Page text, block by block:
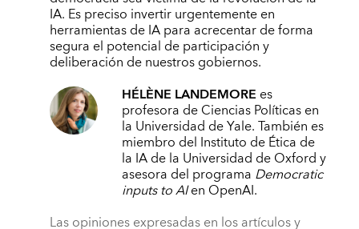
IA. Es preciso invertir urgentemente en
herramientas de IA para acrecentar de forma
segura el potencial de participación y
deliberación de nuestros gobiernos.
HÉLÈNE LANDEMORE es
profesora de Ciencias Políticas en
la Universidad de Yale. También es
miembro del Instituto de Ética de
la IA de la Universidad de Oxford y
asesora del programa Democratic
inputs to AIen OpenAI.
Las opiniones expresadas en los artículos y